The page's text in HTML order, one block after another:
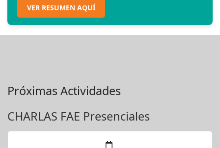
VER RESUMEN AQUÍ
Próximas Actividades
CHARLAS FAE Presenciales